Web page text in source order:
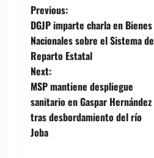
P
o
s
t
n
a
Previous:
DGJP imparte charla en Bienes
Nacionales sobre el Sistema de
Reparto Estatal
Next:
MSP mantiene despliegue
sanitario en Gaspar Hernández
tras desbordamiento del río
Joba